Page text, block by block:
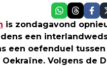
is zondagavond
een
een oefenduel tussen
Oekraïne. Volgens de